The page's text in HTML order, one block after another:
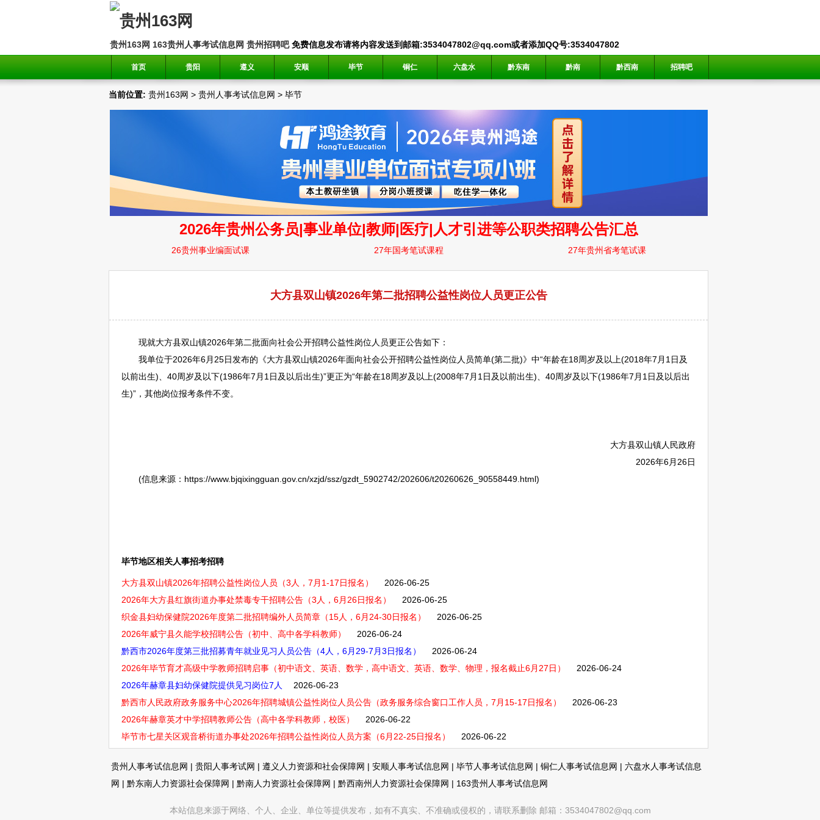
贵州163网 163贵州人事考试信息网 贵州招聘吧免费信息发布请将内容发送到邮箱:3534047802@qq.com或者添加QQ号:3534047802
首页 贵阳 遵义 安顺 毕节 铜仁 六盘水 黔东南 黔南 黔西南 招聘吧
当前位置: 贵州163网 > 贵州人事考试信息网 > 毕节
大方县双山镇2026年第二批招聘公益性岗位人员更正公告
现就大方县双山镇2026年第二批面向社会公开招聘公益性岗位人员更正公告如下：
我单位于2026年6月25日发布的《大方县双山镇2026年面向社会公开招聘公益性岗位人员简单(第二批)》中“年龄在18周岁及以上(2018年7月1日及
以前出生)、40周岁及以下(1986年7月1日及以后出生)”更正为“年龄在18周岁及以上(2008年7月1日及以前出生)、40周岁及以下(1986年7月1日及以后出
生)”，其他岗位报考条件不变。
大方县双山镇人民政府
2026年6月26日
(信息来源：https://www.bjqixingguan.gov.cn/xzjd/ssz/gzdt_5902742/202606/t20260626_90558449.html)
毕节地区相关人事招考招聘
大方县双山镇2026年招聘公益性岗位人员（3人，7月1-17日报名）
2026-06-25
2026年大方县红旗街道办事处禁毒专干招聘公告（3人，6月26日报名）
2026-06-25
织金县妇幼保健院2026年度第二批招聘编外人员简章（15人，6月24-30日报名）
2026-06-25
2026年威宁县久能学校招聘公告（初中、高中各学科教师）
2026-06-24
黔西市2026年度第三批招募青年就业见习人员公告（4人，6月29-7月3日报名）
2026-06-24
2026年毕节育才高级中学教师招聘启事（初中语文、英语、数学，高中语文、英语、数学、物理，报名截止6月27日）
2026-06-24
2026年赫章县妇幼保健院提供见习岗位7人
2026-06-23
黔西市人民政府政务服务中心2026年招聘城镇公益性岗位人员公告（政务服务综合窗口工作人员，7月15-17日报名）
2026-06-23
2026年赫章英才中学招聘教师公告（高中各学科教师，校医）
2026-06-22
毕节市七星关区观音桥街道办事处2026年招聘公益性岗位人员方案（6月22-25日报名）
2026-06-22
贵州人事考试信息网 | 贵阳人事考试网 | 遵义人力资源和社会保障网 | 安顺人事考试信息网 | 毕节人事考试信息网 | 铜仁人事考试信息网 | 六盘水人事考试信息
网 | 黔东南人力资源社会保障网 | 黔南人力资源社会保障网 | 黔西南州人力资源社会保障网 | 163贵州人事考试信息网
本站信息来源于网络、个人、企业、单位等提供发布，如有不真实、不准确或侵权的，请联系删除 邮箱：3534047802@qq.com